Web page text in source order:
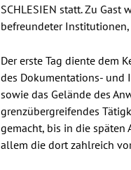
SCHLESIEN statt. Zu
befreundeter Institutionen,
Der erste Tag diente dem
des Dokumentations- und
sowie das Gelände des
grenzübergreifendes
gemacht, bis in die späten
allem die dort zahlreich